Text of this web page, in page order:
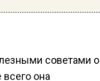
советами о
она